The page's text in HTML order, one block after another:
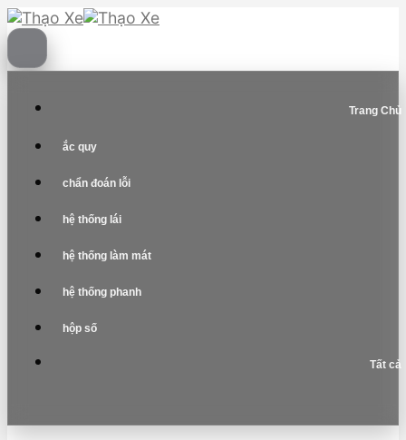
Skip
to
content
Trang Chủ
ắc quy
chẩn đoán lỗi
hệ thống lái
hệ thống làm mát
hệ thống phanh
hộp số
Tất cả